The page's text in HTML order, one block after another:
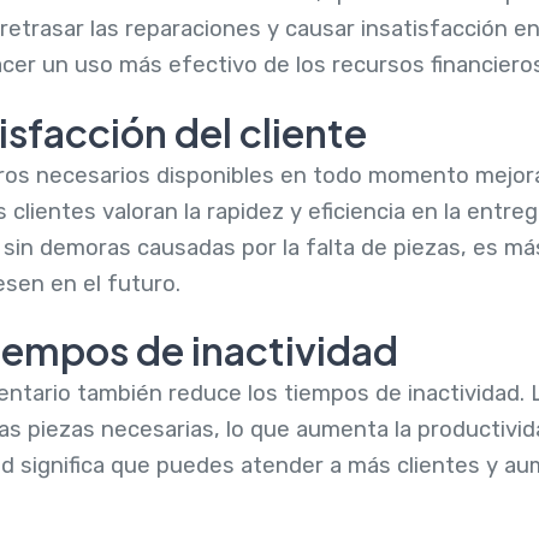
las reparaciones y causar insatisfacción
un uso más efectivo de los recursos
del cliente
necesarios disponibles en todo momento
valoran la rapidez y eficiencia en la
demoras causadas por la falta de piezas, es
en el futuro.
de inactividad
también reduce los tiempos de inactividad.
piezas necesarias, lo que aumenta la
significa que puedes atender a más clientes y